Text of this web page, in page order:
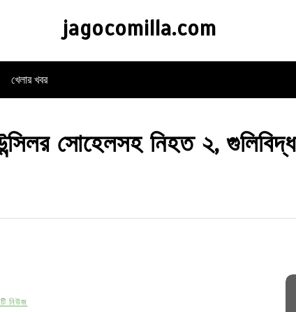
jagocomilla.com
খেলার খবর
সোহেলসহ নিহত ২,
নিউজ